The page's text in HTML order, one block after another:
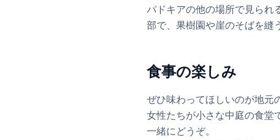
パドキアの他の場所で見られ
部で、果樹園や崖のそばを縫
食事の楽しみ
ぜひ味わってほしいのが地元
女性たちが小さな中庭の食堂
一緒にどうぞ。